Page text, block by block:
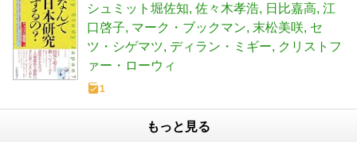
シュミット堀佐知 佐々木孝浩 日比嘉高 江
口啓子 マーク・ブックマン 末松美咲 セ
ツ・シゲマツ ディラン・ミギー
クリストフ
ァー・ローウィ
1
もっと見る